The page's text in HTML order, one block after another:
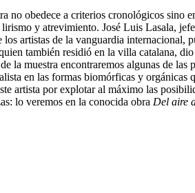
no obedece a criterios cronológicos sino
y atrevimiento. José Luis Lasala,
artistas de la vanguardia internacional,
también residió en la villa catalana,
la muestra encontraremos algunas de las
en las formas biomórficas y orgánicas
artista por explotar al máximo las
lo veremos en la conocida obra Del aire